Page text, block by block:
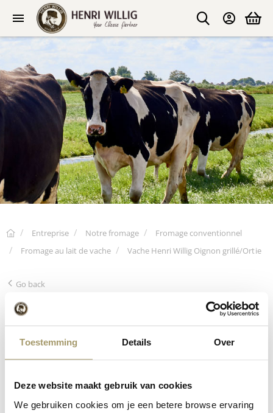
Toestemming Details Over
Deze website maakt gebruik van cookies
We gebruiken cookies om je een betere browse ervaring
Entreprise Notre fromage
Fromage conventionnel
Fromage au lait de vache
Vache Henri Willig Oignon grillé/Ortie
Go back
Vache Henri Willig Oignon
grillé/Ortie
Henri Willig Koekaas Geroosterde Ui/Brandnetel
4/5kg 50+
Le fromage de vache Henri Willig Oignon grillé / Ortie est un
délicieux fromage qui stimule principalement les papilles.